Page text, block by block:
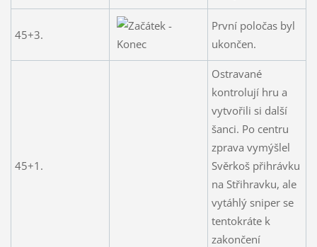
45+3.
První poločas byl
ukončen.
45+1.
Ostravané
kontrolují hru a
vytvořili si další
šanci. Po centru
zprava vymýšlel
Svěrkoš přihrávku
na Střihravku, ale
vytáhlý sniper se
tentokráte k
zakončení